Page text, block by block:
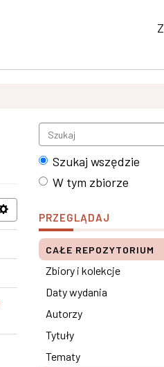
Szukaj wszędzie
W tym zbiorze
PRZEGLĄDAJ
CAŁE REPOZYTORIUM
Zbiory i kolekcje
Daty wydania
Autorzy
Tytuły
Tematy